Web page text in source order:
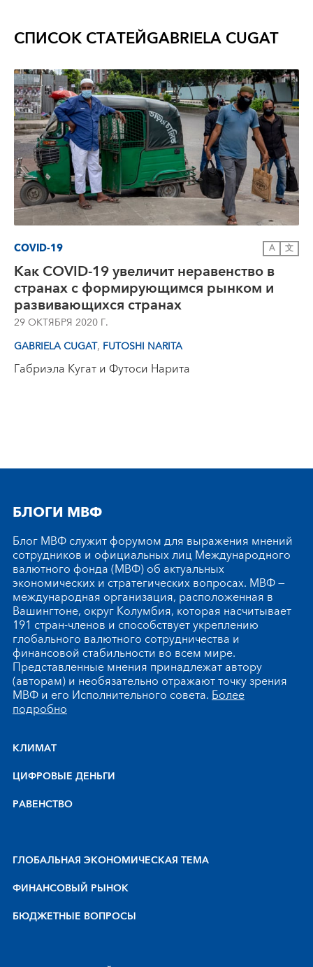
СПИСОК СТАТЕЙGABRIELA CUGAT
COVID-19 A 文
Как COVID-19 увеличит неравенство в
странах с формирующимся рынком и
развивающихся странах
29 ОКТЯБРЯ 2020 Г.
GABRIELA CUGAT, FUTOSHI NARITA
Габриэла Кугат и Футоси Нарита
БЛОГИ МВФ
Блог МВФ служит форумом для выражения мнений
сотрудников и официальных лиц Международного
валютного фонда (МВФ) об актуальных
экономических и стратегических вопросах. МВФ —
международная организация, расположенная в
Вашингтоне, округ Колумбия, которая насчитывает
191 стран-членов и способствует укреплению
глобального валютного сотрудничества и
финансовой стабильности во всем мире.
Представленные мнения принадлежат автору
(авторам) и необязательно отражают точку зрения
МВФ и его Исполнительного совета.Более
подробно
КЛИМАТ
ЦИФРОВЫЕ ДЕНЬГИ
РАВЕНСТВО
ГЛОБАЛЬНАЯ ЭКОНОМИЧЕСКАЯ ТЕМА
ФИНАНСОВЫЙ РЫНОК
БЮДЖЕТНЫЕ ВОПРОСЫ